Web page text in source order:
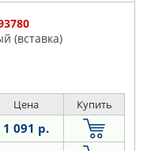
(вставка)
Цена Купить
1 091 р.